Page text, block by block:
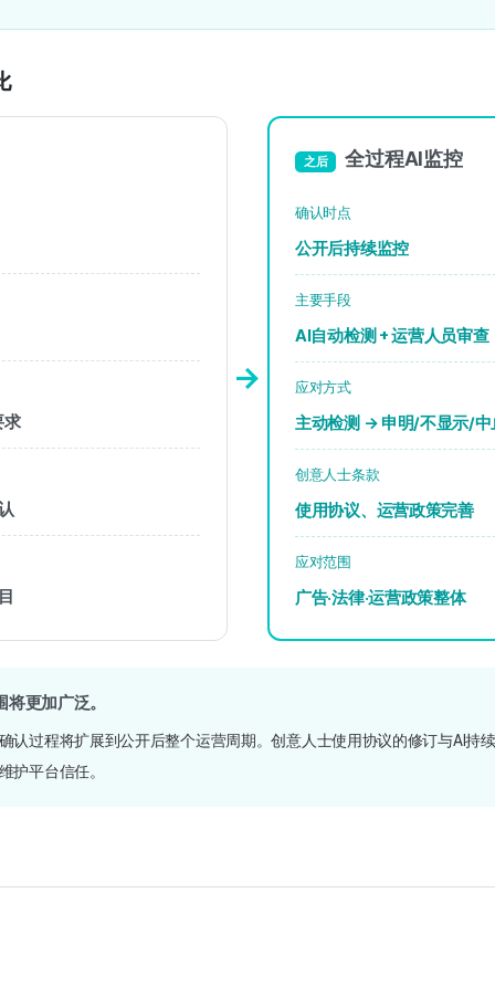
求
→
之后 全过程AI监控
确认时点
公开后持续监控
主要手段
AI自动检测 + 运营人员审查
应对方式
主动检测 → 申明/不显示/中
创意人士条款
使用协议、运营政策完善
应对范围
广告·法律·运营政策整体
更加广泛。
认过程将扩展到公开后整个运营周期。创意人士使用协议的修订与AI持
护平台信任。